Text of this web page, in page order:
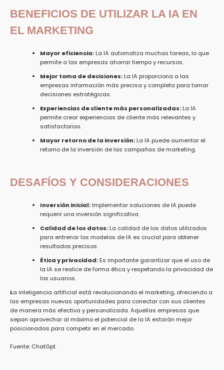
BENEFICIOS DE UTILIZAR LA IA EN
EL MARKETING
Mayor eficiencia:La IA automatiza muchas tareas, lo que
permite a las empresas ahorrar tiempo y recursos.
Mejor toma de decisiones:La IA proporciona a las
empresas información más precisa y completa para tomar
decisiones estratégicas.
Experiencias de cliente más personalizadas:La IA
permite crear experiencias de cliente más relevantes y
satisfactorias.
Mayor retorno de la inversión:La IA puede aumentar el
retorno de la inversión de las campañas de marketing.
DESAFÍOS Y CONSIDERACIONES
Inversión inicial:Implementar soluciones de IA puede
requerir una inversión significativa.
Calidad de los datos:La calidad de los datos utilizados
para entrenar los modelos de IA es crucial para obtener
resultados precisos.
Ética y privacidad:Es importante garantizar que el uso de
la IA se realice de forma ética y respetando la privacidad de
los usuarios.
La inteligencia artificial está revolucionando el marketing, ofreciendo a
las empresas nuevas oportunidades para conectar con sus clientes
de manera más efectiva y personalizada. Aquellas empresas que
sepan aprovechar al máximo el potencial de la IA estarán mejor
posicionadas para competir en el mercado.
Fuente: ChatGpt.